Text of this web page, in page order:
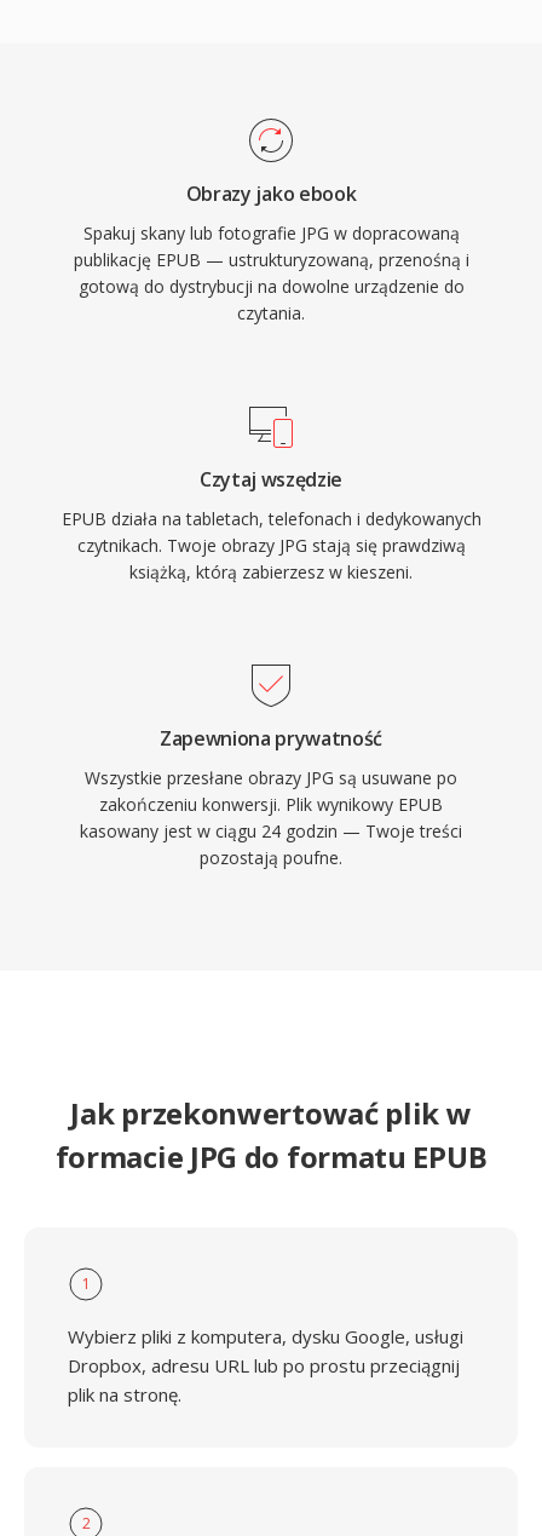
Obrazy jako ebook
Spakuj skany lub fotografie JPG w dopracowaną
publikację EPUB — ustrukturyzowaną, przenośną i
gotową do dystrybucji na dowolne urządzenie do
czytania.
Czytaj wszędzie
EPUB działa na tabletach, telefonach i dedykowanych
czytnikach. Twoje obrazy JPG stają się prawdziwą
książką, którą zabierzesz w kieszeni.
Zapewniona prywatność
Wszystkie przesłane obrazy JPG są usuwane po
zakończeniu konwersji. Plik wynikowy EPUB
kasowany jest w ciągu 24 godzin — Twoje treści
pozostają poufne.
Jak przekonwertować plik w
formacie JPG do formatu EPUB
1
Wybierz pliki z komputera, dysku Google, usługi
Dropbox, adresu URL lub po prostu przeciągnij
plik na stronę.
2